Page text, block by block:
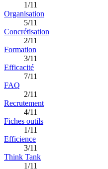
1/11
Organisation
5/11
Concrétisation
2/11
Formation
3/11
Efficacité
7/11
FAQ
2/11
Recrutement
4/11
Fiches outils
1/11
Efficience
3/11
Think Tank
1/11